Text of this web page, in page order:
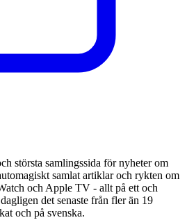
största samlingssida för nyheter om
samlat artiklar och rykten om
och Apple TV - allt på ett och
det senaste från fler än 19
och på svenska.